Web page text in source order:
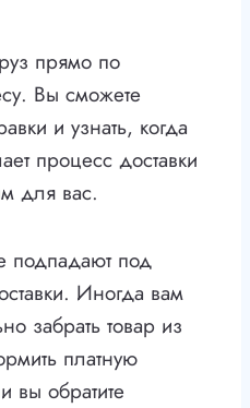
прямо по
Вы сможете
и узнать, когда
процесс доставки
для вас.
подпадают под
Иногда вам
забрать товар из
платную
вы обратите